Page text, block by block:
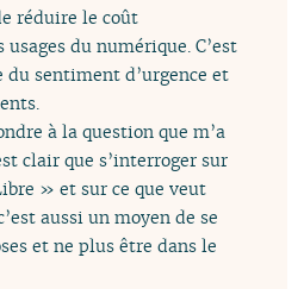
réduire le coût
du numérique. C’est
du sentiment d’urgence et
à la question que m’a
clair que s’interroger sur
» et sur ce que veut
aussi un moyen de se
et ne plus être dans le